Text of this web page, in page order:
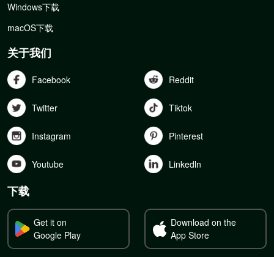
Windows下载
macOS下载
关于我们
Facebook Reddit
Twitter Tiktok
Instagram Pinterest
Youtube Linkedln
下载
Get it on
Google Play
Download on the
App Store